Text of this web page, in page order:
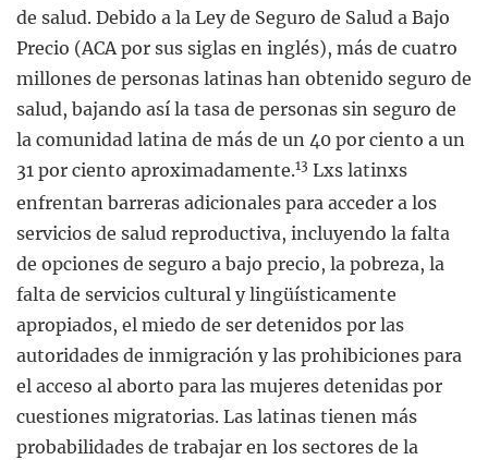
de salud. Debido a la Ley de Seguro de Salud a Bajo
Precio (ACA por sus siglas en inglés), más de cuatro
millones de personas latinas han obtenido seguro de
salud, bajando así la tasa de personas sin seguro de
la comunidad latina de más de un 40 por ciento a un
31 por ciento aproximadamente.13 Lxs latinxs
enfrentan barreras adicionales para acceder a los
servicios de salud reproductiva, incluyendo la falta
de opciones de seguro a bajo precio, la pobreza, la
falta de servicios cultural y lingüísticamente
apropiados, el miedo de ser detenidos por las
autoridades de inmigración y las prohibiciones para
el acceso al aborto para las mujeres detenidas por
cuestiones migratorias. Las latinas tienen más
probabilidades de trabajar en los sectores de la